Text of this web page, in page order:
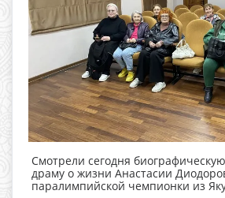
Смотрели сегодня
драму о жизни Анастасии
паралимпийской чемпионки из